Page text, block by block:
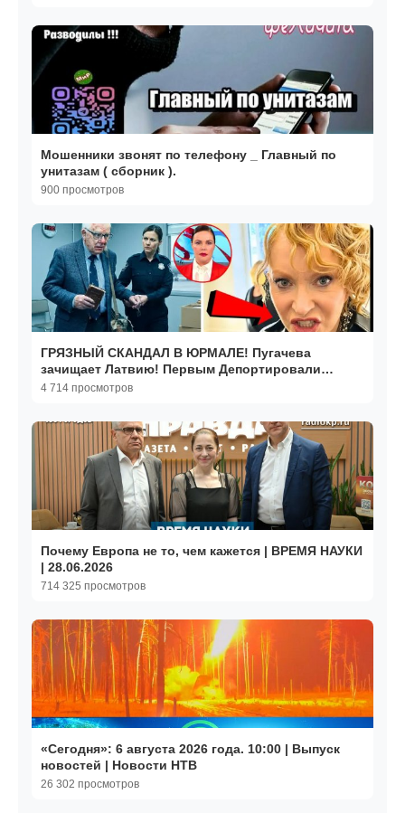
Мошенники звонят по телефону _ Главный по
унитазам ( сборник ).
900 просмотров
ГРЯЗНЫЙ СКАНДАЛ В ЮРМАЛЕ! Пугачева
зачищает Латвию! Первым Депортировали
Раймонда Паулса!
4 714 просмотров
Почему Европа не то, чем кажется | ВРЕМЯ НАУКИ
| 28.06.2026
714 325 просмотров
«Сегодня»: 6 августа 2026 года. 10:00 | Выпуск
новостей | Новости НТВ
26 302 просмотров